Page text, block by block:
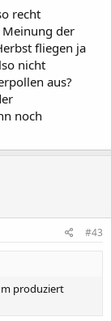
können.
gefunden.
recht
der
fliegen ja
nicht
aus?
noch
#43
produziert